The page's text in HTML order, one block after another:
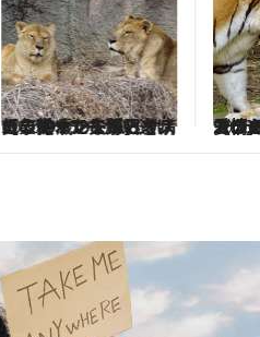
2026.3.13
《アムールトラ》「メスのローラがオスのソーンをとても好きで…」単独行動の多いトラの世界では珍しい愛情あふれるカップル 【佐賀県におでかけ】ハズレなしの“猫陶器ガチャ”が大